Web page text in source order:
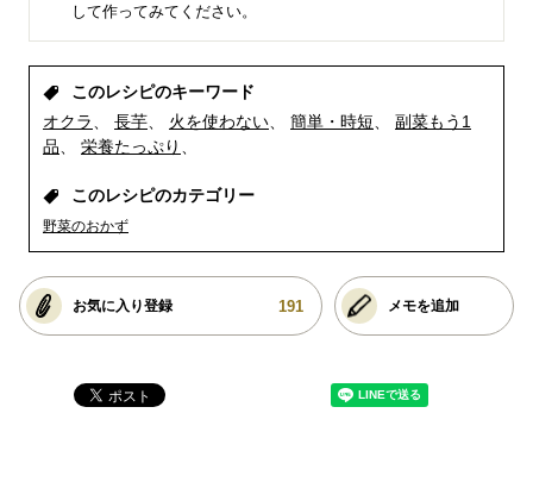
して作ってみてください。
このレシピのキーワード
オクラ
長芋 火を使わない 簡単・時短
副菜もう1
品
栄養たっぷり
このレシピのカテゴリー
野菜のおかず
お気に入り登録 191 メモを追加